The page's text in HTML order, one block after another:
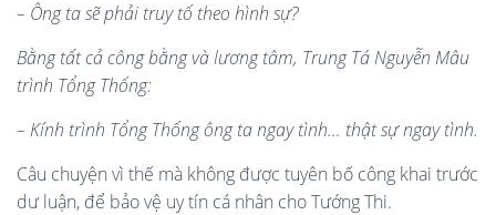
– Ông ta sẽ phải truy tố theo hình sự?
Bằng tất cả công bằng và lương tâm, Trung Tá Nguyễn Mâu
trình Tổng Thống:
– Kính trình Tổng Thống ông ta ngay tình… thật sự ngay tình.
Câu chuyện vì thế mà không được tuyên bố công khai trước
dư luận, để bảo vệ uy tín cá nhân cho Tướng Thi.